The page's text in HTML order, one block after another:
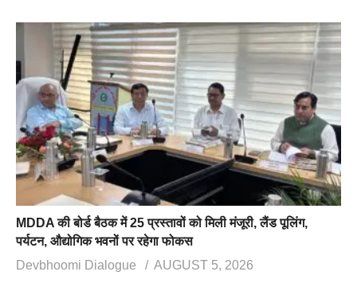
MDDA की बोर्ड बैठक में 25 प्रस्तावों को मिली मंजूरी, लैंड पूलिंग,
पर्यटन, औद्योगिक भवनों पर रहेगा फोकस
Devbhoomi Dialogue
AUGUST 5, 2026